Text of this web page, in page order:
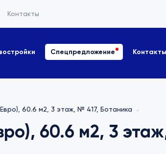
Контакты
Спецпредложение Контакты
60.6 м2, 3 этаж, № 417, Ботаника
60.6 м2, 3